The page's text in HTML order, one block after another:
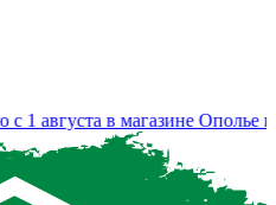
августа в магазине Ополье